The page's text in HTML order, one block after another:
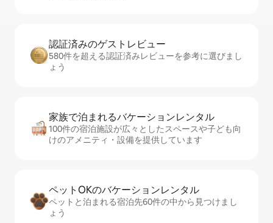
認証済みのゲ⁠ス⁠ト⁠レ⁠ビ⁠ュ⁠ー
580件を超える認証済みレビューを参考に選びまし
ょう
家族で泊まれるバ⁠ケ⁠ー⁠シ⁠ョ⁠ンレ⁠ン⁠タ⁠ル
100件の宿泊施設が広々としたスペースや子ども向
けのアメニティ・設備を提供しています
ペットOKのバ⁠ケ⁠ー⁠シ⁠ョ⁠ンレ⁠ン⁠タ⁠ル
ペットと泊まれる宿泊先60件の中から見つけまし
ょう